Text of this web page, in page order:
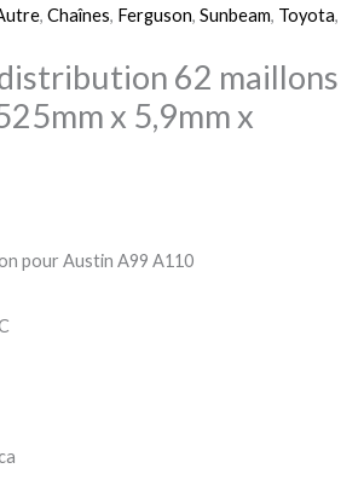
, Chaînes, Ferguson, Sunbeam, Toyota,
62 maillons
x 5,9mm x
pour Austin A99 A110